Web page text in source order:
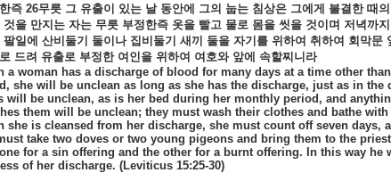
즉 26무릇 그 유출이 있는 날 동안에 그의 눕는 침상은 그에게 불결한 때의
것을 만지는 자는 무릇 부정한즉 옷을 빨고 물로 몸을 씻을 것이며 저녁까지
팔일에 산비둘기 둘이나 집비둘기 새끼 둘을 자기를 위하여 취하여 회막문
드려 유출로 부정한 여인을 위하여 여호와 앞에
속할찌니라
a woman has a discharge of blood for many days at a time other
she will be unclean as long as she has the discharge, just as in
will be unclean, as is her bed during her monthly period, and
them will be unclean; they must wash their clothes and bathe
she is cleansed from her discharge, she must count off seven
take two doves or two young pigeons and bring them to the
for a sin offering and the other for a burnt offering. In this way he
of her discharge. (Leviticus 15:25-30)